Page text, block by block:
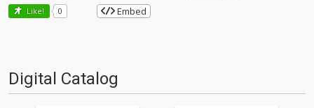
Like! 0 Embed
Digital Catalog